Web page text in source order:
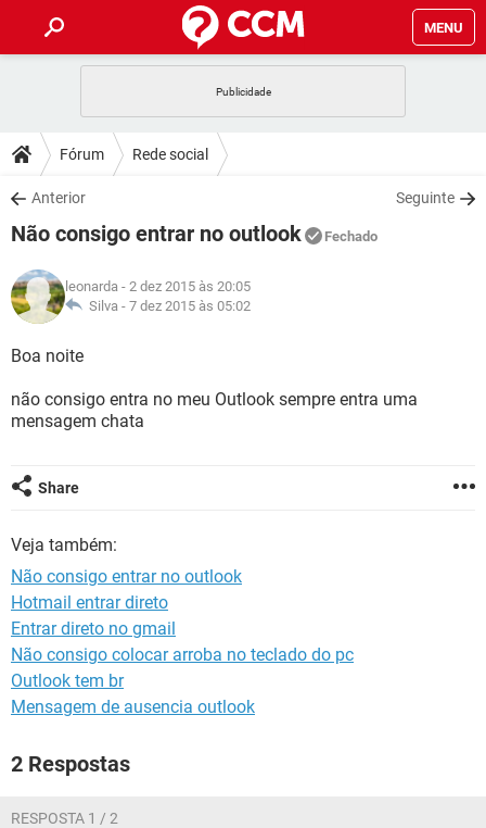
MENU
CELULAR
OUTLOOK
INSTAGRAM GMAIL
GUIA DE COMPRAS
DICAS
JOGOS
INSTAGRAM
GUIA DE COMPRAS
DOWNLOADS
JOGOS WHATSAPP
CELULAR
OUTLOOK
INSTAGRAM
JOGOS
CELULAR
OUTLOOK
INSTAGRAM GMAIL
GLOSSÁRIO
OUTLOOK
GUIA DE COMPRAS
Fórum Rede social
Anterior Seguinte
Não consigo entrar no outlook Fechado
leonarda - 2 dez 2015 às 20:05
Silva - 7 dez 2015 às 05:02
Boa noite
não consigo entra no meu Outlook sempre entra uma
mensagem chata
Share
Veja também:
Não consigo entrar no outlook
Hotmail entrar direto
Entrar direto no gmail
Não consigo colocar arroba no teclado do pc
Outlook tem br
Mensagem de ausencia outlook
2 Respostas
RESPOSTA 1 / 2